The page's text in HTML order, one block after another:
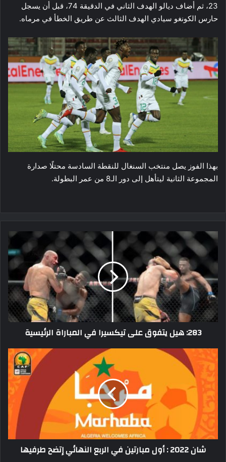
23، ثم أضاف ديالو الهدف الثاني في الدقيقة 74، قبل أن يسجل
حارس الكونغو سيادي الهدف الثالث عن طريق الخطأ في مرماه.
بهذا الفوز يصل منتخب السنغال للنقطة السادسة محتلًا صدارة
المجموعة الثانية ليتأهل إلى دور الـ8 من عمر البطولة.
هيل
يتفوق
تيكسيرا
في
المباراة
الرئيسية
283: هيل يتفوق على تيكسيرا في المباراة الرئيسية
شان
2022
أول
مبارتين
الربع
النهائي
إتضح
طرفيهاشان 2022 : أول مبارتين في الربع النهائي إتضح طرفيها